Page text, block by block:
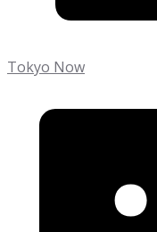
Tokyo Now